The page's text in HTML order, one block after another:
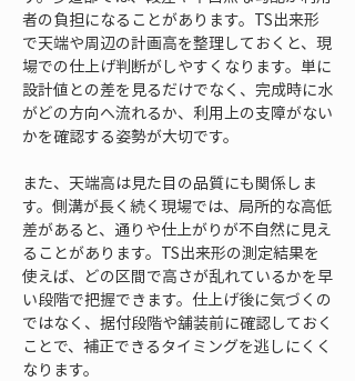
者の負担になることがあります。TS出来形
で天端や周辺の計画高を整理しておくと、現
場での仕上げ判断がしやすくなります。単に
設計値との差を見るだけでなく、完成時に水
がどの方向へ流れるか、利用上の支障がない
かを確認する姿勢が大切です。
また、天端高は見た目の品質にも関係しま
す。側溝が長く続く現場では、局所的な高低
差があると、通りや仕上がりが不自然に見え
ることがあります。TS出来形の測定結果を
使えば、どの区間で高さが乱れているかを早
い段階で把握できます。仕上げ後に気づくの
ではなく、据付段階や舗装前に確認しておく
ことで、補正できるタイミングを逃しにくく
なります。